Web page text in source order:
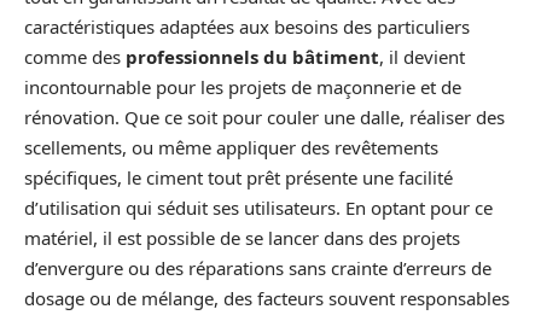
caractéristiques adaptées aux besoins des particuliers
comme des professionnels du bâtiment, il devient
incontournable pour les projets de maçonnerie et de
rénovation. Que ce soit pour couler une dalle, réaliser des
scellements, ou même appliquer des revêtements
spécifiques, le ciment tout prêt présente une facilité
d’utilisation qui séduit ses utilisateurs. En optant pour ce
matériel, il est possible de se lancer dans des projets
d’envergure ou des réparations sans crainte d’erreurs de
dosage ou de mélange, des facteurs souvent responsables